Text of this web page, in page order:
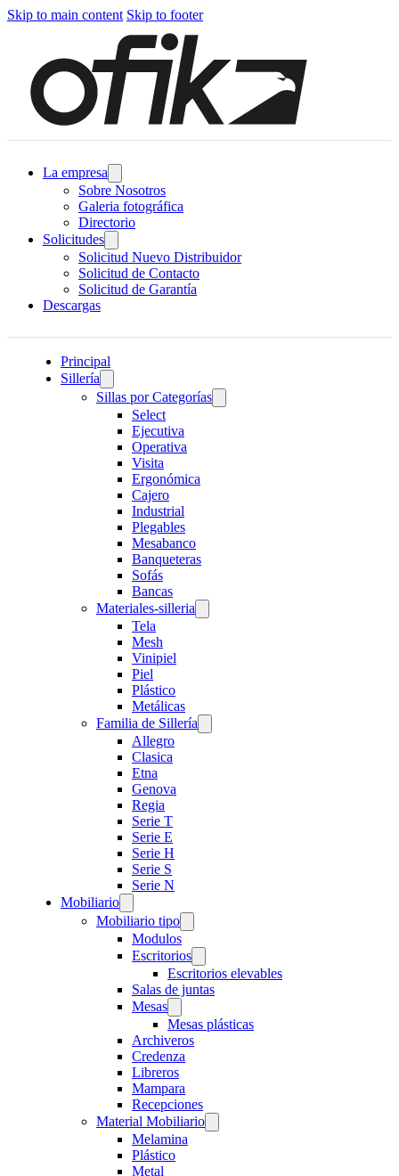
Skip to main content Skip to footer
La empresa
Sobre Nosotros
Galeria fotográfica
Directorio
Solicitudes
Solicitud Nuevo Distribuidor
Solicitud de Contacto
Solicitud de Garantía
Descargas
Principal
Sillería
Sillas por Categorías
Select
Ejecutiva
Operativa
Visita
Ergonómica
Cajero
Industrial
Plegables
Mesabanco
Banqueteras
Sofás
Bancas
Materiales-silleria
Tela
Mesh
Vinipiel
Piel
Plástico
Metálicas
Familia de Sillería
Allegro
Clasica
Etna
Genova
Regia
Serie T
Serie E
Serie H
Serie S
Serie N
Mobiliario
Mobiliario tipo
Modulos
Escritorios
Escritorios elevables
Salas de juntas
Mesas
Mesas plásticas
Archiveros
Credenza
Libreros
Mampara
Recepciones
Material Mobiliario
Melamina
Plástico
Metal